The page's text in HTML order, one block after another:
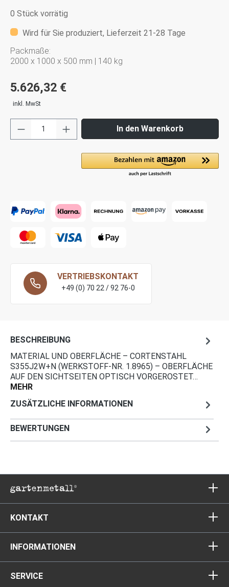
0 Stück vorrätig
Wird für Sie produziert, Lieferzeit 21-28 Tage
Packmaße:
2000 x 1000 x 500 mm | 140 kg
5.626,32 €
inkl. MwSt
In den Warenkorb
VERTRIEBSKONTAKT
+49 (0) 70 22 / 92 76-0
BESCHREIBUNG
MATERIAL UND OBERFLÄCHE – CORTENSTAHL
S355J2W+N (WERKSTOFF-NR. 1.8965) – OBERFLÄCHE
AUF DEN SICHTSEITEN OPTISCH VORGEROSTET…
MEHR
ZUSÄTZLICHE INFORMATIONEN
BEWERTUNGEN
KONTAKT
INFORMATIONEN
SERVICE